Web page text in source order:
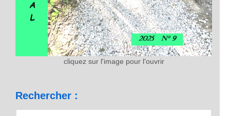
cliquez sur l'image pour l'ouvrir
Rechercher :